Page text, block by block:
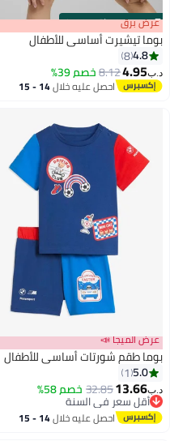
00m:00s
·باقي 100% عرض برق
بوما تيشيرت أساسي للأطفال
4.8
8
د.ب‏4.95
8.12خصم 39%
احصل عليه خلال 14 - 15
2
عرض الميجا 📣
بوما طقم شورتات أساسي للأطفال
5.0
1
د.ب‏13.66
32.85خصم 58%
أقل سعر في السنة
أقل سعر في السنة
احصل عليه خلال 14 - 15